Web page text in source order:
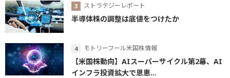
ストラテジーレポート
半導体株の調整は底値をつけたか
モトリーフール米国株情報
【米国株動向】AIスーパーサイクル第2幕、AI
インフラ投資拡大で恩恵...